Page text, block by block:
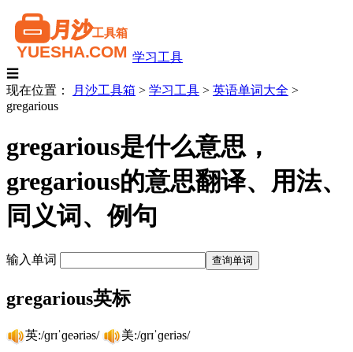
学习工具
☰
现在位置：
月沙工具箱 > 学习工具 > 英语单词大全 >
gregarious
gregarious是什么意思，
gregarious的意思翻译、用法、
同义词、例句
输入单词
gregarious英标
英:/ɡrɪˈɡeəriəs/ 美:/ɡrɪˈɡeriəs/